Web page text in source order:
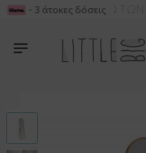
ΓΙΑ ΑΓΟΡΕΣ ΑΝΩ ΤΩΝ
- 3 άτοκες δόσεις